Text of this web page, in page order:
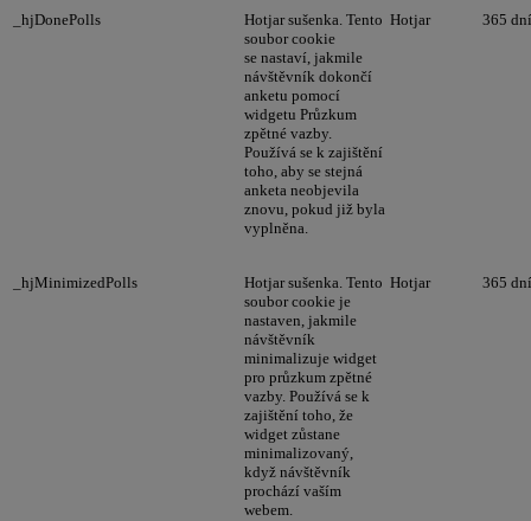
_hjDonePolls
Hotjar sušenka. Tento
soubor cookie
se nastaví, jakmile
návštěvník dokončí
anketu pomocí
widgetu Průzkum
zpětné vazby.
Používá se k zajištění
toho, aby se stejná
anketa neobjevila
znovu, pokud již byla
vyplněna.
Hotjar 365 dní
_hjMinimizedPolls
Hotjar sušenka. Tento
soubor cookie je
nastaven, jakmile
návštěvník
minimalizuje widget
pro průzkum zpětné
vazby. Používá se k
zajištění toho, že
widget zůstane
minimalizovaný,
když návštěvník
prochází vaším
webem.
Hotjar 365 dní